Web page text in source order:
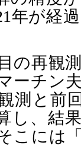
年が経
の再観
ーチン
測と前
し、結
こには